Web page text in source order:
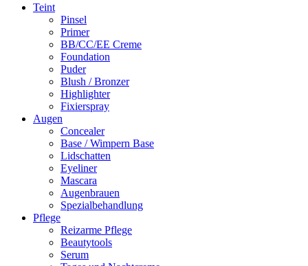
Primäres
Teint
Pinsel
Primer
BB/CC/EE Creme
Foundation
Puder
Blush / Bronzer
Highlighter
Fixierspray
Augen
Concealer
Base / Wimpern Base
Lidschatten
Eyeliner
Mascara
Augenbrauen
Spezialbehandlung
Pflege
Reizarme Pflege
Beautytools
Serum